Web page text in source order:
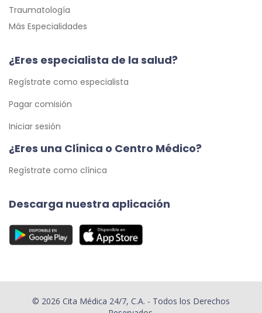
Traumatología
Más Especialidades
¿Eres especialista de la salud?
Regístrate como especialista
Pagar comisión
Iniciar sesión
¿Eres una Clínica o Centro Médico?
Regístrate como clínica
Descarga nuestra aplicación
© 2026 Cita Médica 24/7, C.A. - Todos los Derechos